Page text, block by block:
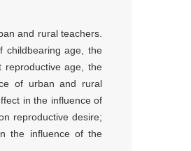
and rural teachers.
childbearing age, the
reproductive age, the
of urban and rural
in the influence of
reproductive desire;
the influence of the